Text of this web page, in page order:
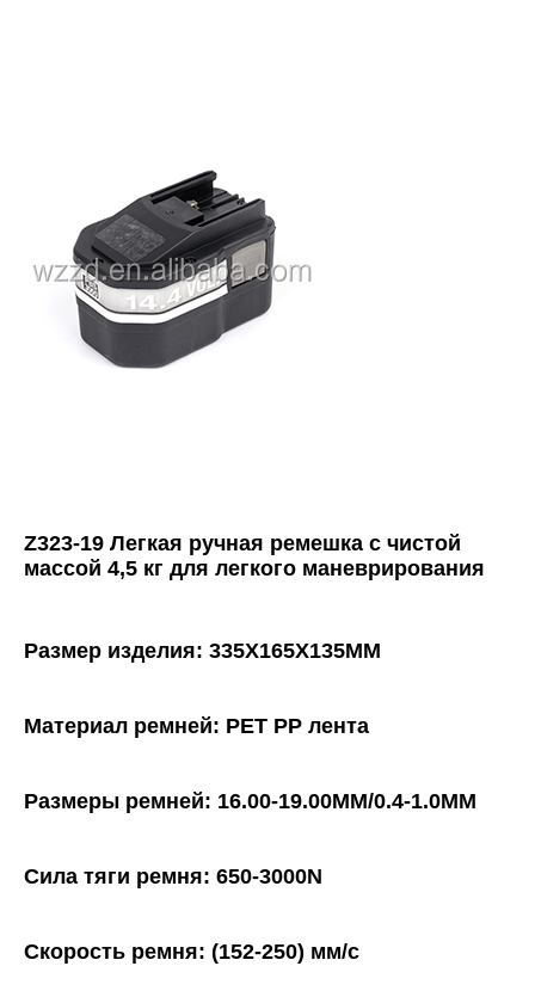
Z323-19 Легкая ручная ремешка с чистой
массой 4,5 кг для легкого маневрирования
Размер изделия: 335X165X135MM
Материал ремней: PET PP лента
Размеры ремней: 16.00-19.00MM/0.4-1.0MM
Сила тяги ремня: 650-3000N
Скорость ремня: (152-250) мм/с